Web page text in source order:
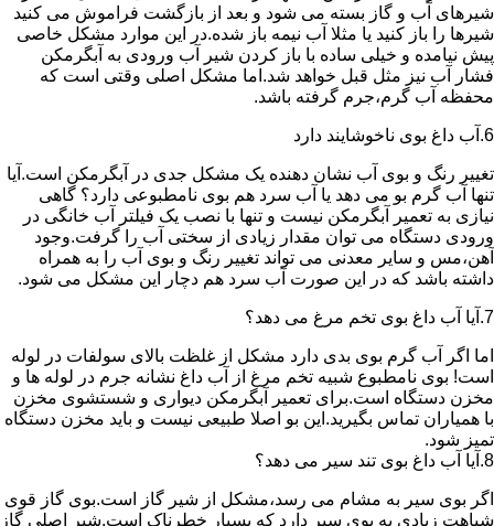
شیرهای آب و گاز بسته می شود و بعد از بازگشت فراموش می کنید
شیرها را باز کنید یا مثلا آب نیمه باز شده.در این موارد مشکل خاصی
پیش نیامده و خیلی ساده با باز کردن شیر آب ورودی به آبگرمکن
فشار آب نیز مثل قبل خواهد شد.اما مشکل اصلی وقتی است که
محفظه آب گرم،جرم گرفته باشد.
6.آب داغ بوی ناخوشایند دارد
تغییر رنگ و بوی آب نشان دهنده یک مشکل جدی در آبگرمکن است.آیا
تنها آب گرم بو می دهد یا آب سرد هم بوی نامطبوعی دارد؟ گاهی
نیازی به تعمیر آبگرمکن نیست و تنها با نصب یک فیلتر آب خانگی در
ورودی دستگاه می توان مقدار زیادی از سختی آب را گرفت.وجود
آهن،مس و سایر معدنی می تواند تغییر رنگ و بوی آب را به همراه
داشته باشد که در این صورت آب سرد هم دچار این مشکل می شود.
7.آیا آب داغ بوی تخم مرغ می دهد؟
اما اگر آب گرم بوی بدی دارد مشکل از غلظت بالای سولفات در لوله
است! بوی نامطبوع شبیه تخم مرغ از آب داغ نشانه جرم در لوله ها و
مخزن دستگاه است.برای تعمیر آبگرمکن دیواری و شستشوی مخزن
با همیاران تماس بگیرید.این بو اصلا طبیعی نیست و باید مخزن دستگاه
تمیز شود.
8.آیا آب داغ بوی تند سیر می دهد؟
اگر بوی سیر به مشام می رسد،مشکل از شیر گاز است.بوی گاز قوی
شباهت زیادی به بوی سیر دارد که بسیار خطرناک است.شیر اصلی گاز